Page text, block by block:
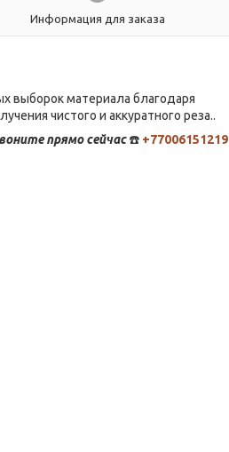
Информация для заказа
выборок материала благодаря
чистого и аккуратного реза..
прямо сейчас ☎️ +77006151219